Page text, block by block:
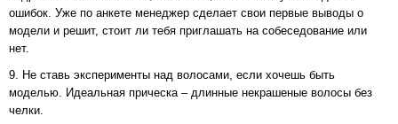
ошибок. Уже по анкете менеджер сделает свои первые выводы о
модели и решит, стоит ли тебя приглашать на собеседование или
нет.
9. Не ставь эксперименты над волосами, если хочешь быть
моделью. Идеальная прическа – длинные некрашеные волосы без
челки.